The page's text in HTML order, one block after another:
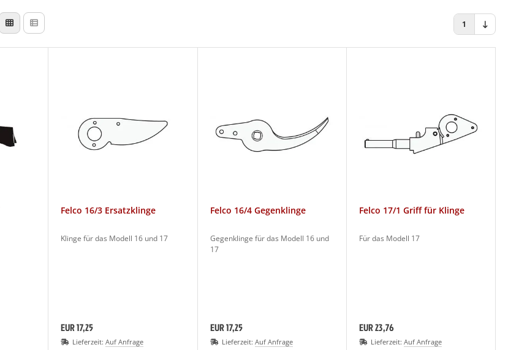
1
Felco 16/3 Ersatzklinge
Klinge für das Modell 16 und 17
EUR 17,25
Lieferzeit:Auf Anfrage
Felco 16/4 Gegenklinge
Gegenklinge für das Modell 16 und
17
EUR 17,25
Lieferzeit: Auf Anfrage
Felco 17/1 Griff für Klinge
Für das Modell 17
EUR 23,76
Lieferzeit: Auf Anfrage